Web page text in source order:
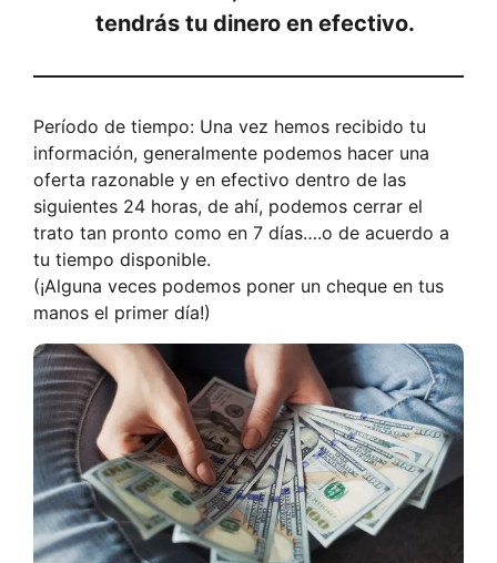
tendrás tu dinero en efectivo.
Período de tiempo: Una vez hemos recibido tu
información, generalmente podemos hacer una
oferta razonable y en efectivo dentro de las
siguientes 24 horas, de ahí, podemos cerrar el
trato tan pronto como en 7 días….o de acuerdo a
tu tiempo disponible.
(¡Alguna veces podemos poner un cheque en tus
manos el primer día!)